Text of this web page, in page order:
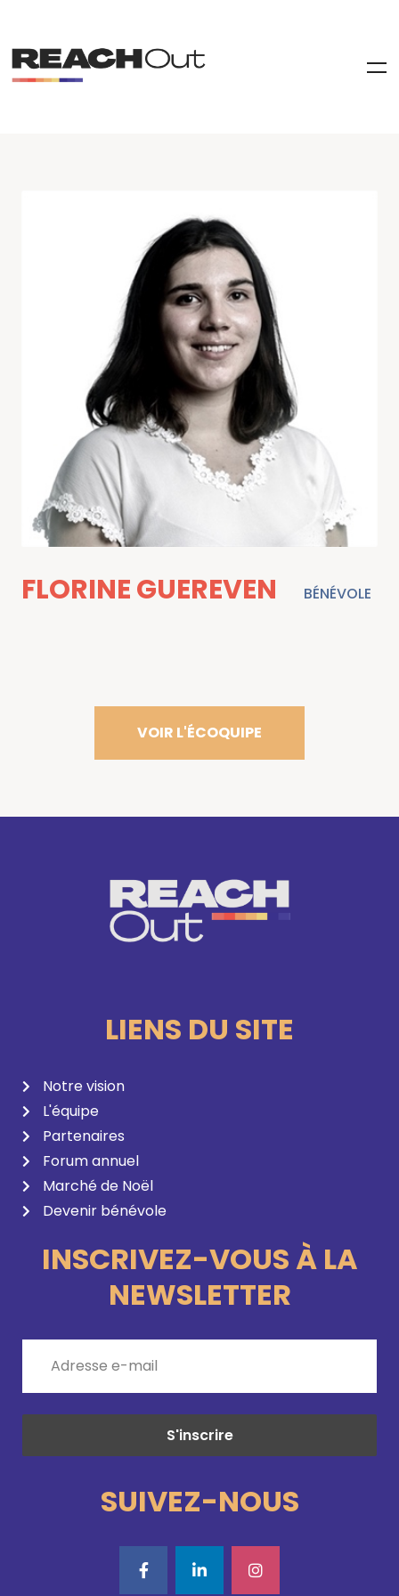
FLORINE GUEREVEN BÉNÉVOLE
VOIR L'ÉCOQUIPE
LIENS DU SITE
Notre vision
L'équipe
Partenaires
Forum annuel
Marché de Noël
Devenir bénévole
INSCRIVEZ-VOUS À LA
NEWSLETTER
SUIVEZ-NOUS